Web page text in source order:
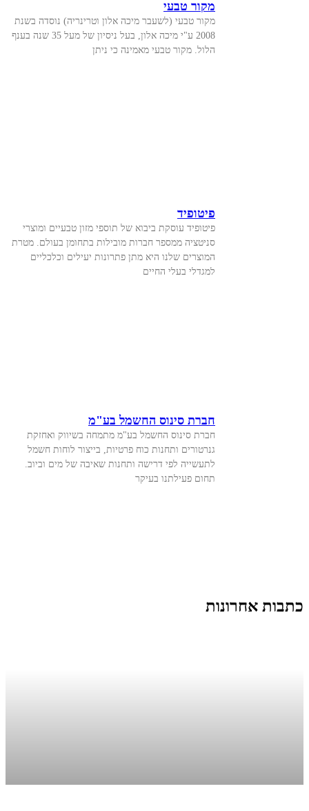
מקור טבעי
מקור טבעי (לשעבר מיכה אלון וטרינריה) נוסדה בשנת
2008 ע"י מיכה אלון, בעל ניסיון של מעל 35 שנה בענף
הלול. מקור טבעי מאמינה כי ניתן
פיטופיד
פיטופיד עוסקת ביבוא של תוספי מזון טבעיים ומוצרי
סניטציה ממספר חברות מובילות בתחומן בעולם. מטרת
המוצרים שלנו היא מתן פתרונות יעילים וכלכליים
למגדלי בעלי החיים
חברת סינוס החשמל בע"מ
חברת סינוס החשמל בע"מ מתמחה בשיווק ואחזקת
גנרטורים ותחנות כוח פרטיות, בייצור לוחות חשמל
לתעשייה לפי דרישה ותחנות שאיבה של מים וביוב.
תחום פעילתנו בעיקר
כתבות אחרונות